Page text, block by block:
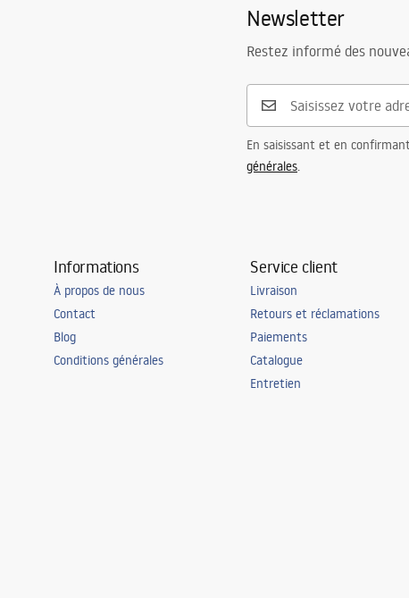
Newsletter
Restez informé des
En saisissant et en
générales.
Informations
À propos de nous
Contact
Blog
Conditions générales
Service client
Livraison
Retours et réclamations
Paiements
Catalogue
Entretien